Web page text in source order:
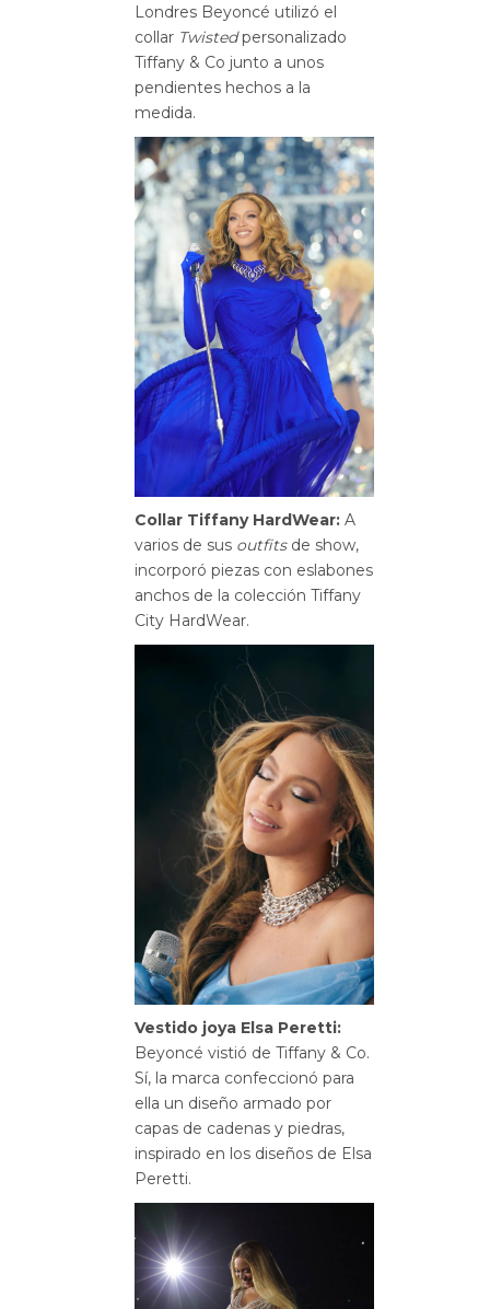
Londres Beyoncé utilizó el
collar Twistedpersonalizado
Tiffany & Co junto a unos
pendientes hechos a la
medida.
Collar Tiffany HardWear: A
varios de sus outfitsde show,
incorporó piezas con eslabones
anchos de la colección Tiffany
City HardWear.
Vestido joya Elsa Peretti:
Beyoncé vistió de Tiffany & Co.
Sí, la marca confeccionó para
ella un diseño armado por
capas de cadenas y piedras,
inspirado en los diseños de Elsa
Peretti.